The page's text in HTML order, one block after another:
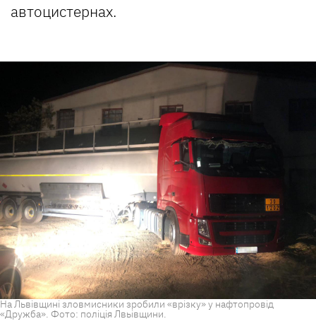
автоцистернах.
На Львівщині зловмисники зробили «врізку» у нафтопровід
«Дружба». Фото: поліція Лвьівщини.